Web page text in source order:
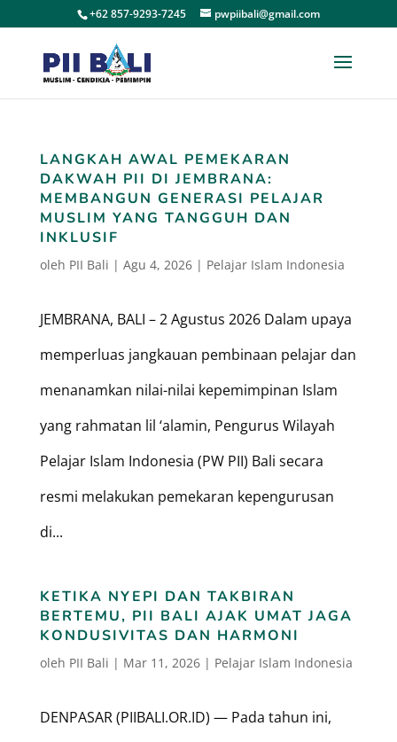
+62 857-9293-7245 pwpiibali@gmail.com
LANGKAH AWAL PEMEKARAN
DAKWAH PII DI JEMBRANA:
MEMBANGUN GENERASI PELAJAR
MUSLIM YANG TANGGUH DAN
INKLUSIF
oleh PII Bali | Agu 4, 2026| Pelajar Islam Indonesia
JEMBRANA, BALI – 2 Agustus 2026 Dalam upaya
memperluas jangkauan pembinaan pelajar dan
menanamkan nilai-nilai kepemimpinan Islam
yang rahmatan lil ‘alamin, Pengurus Wilayah
Pelajar Islam Indonesia (PW PII) Bali secara
resmi melakukan pemekaran kepengurusan
di...
KETIKA NYEPI DAN TAKBIRAN
BERTEMU, PII BALI AJAK UMAT JAGA
KONDUSIVITAS DAN HARMONI
oleh PII Bali | Mar 11, 2026| Pelajar Islam Indonesia
DENPASAR (PIIBALI.OR.ID) — Pada tahun ini,